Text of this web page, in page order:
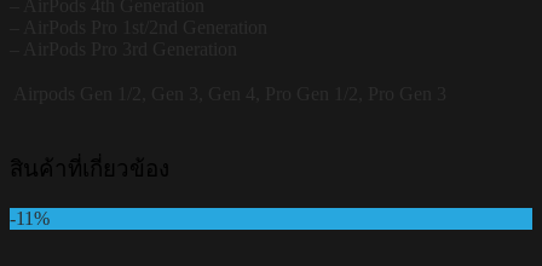
สินค้าที่เกี่ยวข้อง
-11%